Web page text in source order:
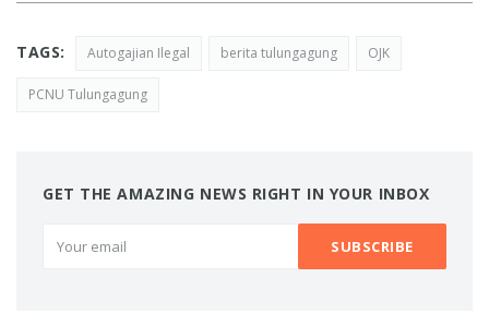
TAGS: Autogajian Ilegal berita tulungagung OJK
PCNU Tulungagung
GET THE AMAZING NEWS RIGHT IN YOUR INBOX